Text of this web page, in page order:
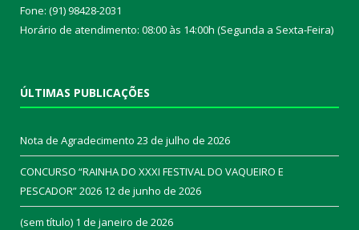
Fone: (91) 98428-2031
Horário de atendimento: 08:00 às 14:00h (Segunda a Sexta-Feira)
ÚLTIMAS PUBLICAÇÕES
Nota de Agradecimento 23 de julho de 2026
CONCURSO “RAINHA DO XXXI FESTIVAL DO VAQUEIRO E
PESCADOR” 2026 12 de junho de 2026
(sem título) 1 de janeiro de 2026